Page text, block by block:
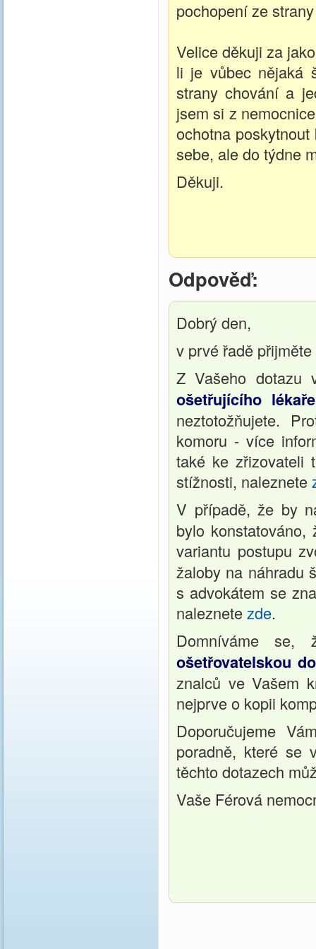
pochopení ze
Velice děkuji za
li je vůbec nějaká
strany chování a
jsem si z
ochotna
sebe, ale do týdne
Děkuji.
Odpověď:
Dobrý den,
v prvé řadě
Z Vašeho
ošetřujícího lékaře
neztotožňujete.
komoru - více
také ke zřizovateli
stížnosti, naleznete
V případě, že by
bylo
variantu postupu
žaloby na náhradu
s advokátem se
naleznetezde.
Domníváme
ošetřovatelskou
znalců ve Vašem
nejprve o kopii
Doporučujeme
poradně, které se
těchto dotazech
Vaše Férová